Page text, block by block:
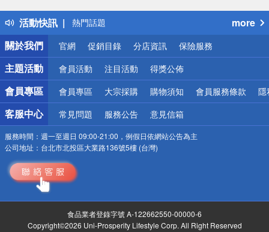
活動快訊
得獎公告
熱門話題
銀行優惠
偏遠地區配送
詐騙網頁！請小心！
more
關於我們
官網 促銷目錄 分店資訊 保險服務
主題活動 會員活動 注目活動 得獎公佈
會員專區 會員專區 大宗採購 購物須知 會員服務條款 隱
客服中心 常見問題 服務公告 意見信箱
服務時間： 週一至週日 09:00-21:00，例假日依網站公告為主
公司地址： 台北市北投區大業路136號5樓 (台灣)
食品業者登錄字號 A-122662550-00000-6
Copyright©2026 Uni-Prosperity Lifestyle Corp. All Right Reserved